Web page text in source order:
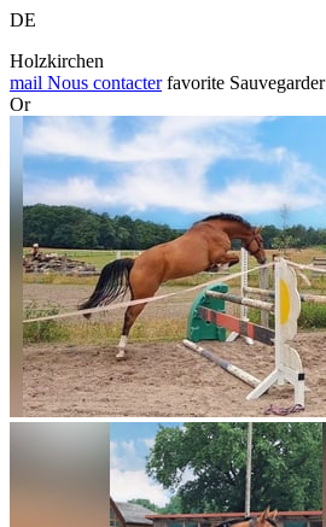
DE
Holzkirchen
mail Nous contacter favorite Sauvegarder
Or